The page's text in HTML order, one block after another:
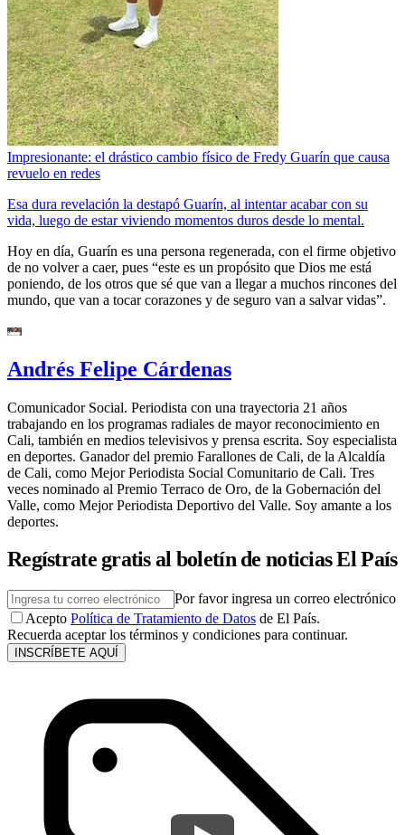
Impresionante: el drástico cambio físico de Fredy Guarín que causa
revuelo en redes
Esa dura revelación la destapó Guarín, al intentar acabar con su
vida, luego de estar viviendo momentos duros desde lo mental.
Hoy en día, Guarín es una persona regenerada, con el firme objetivo
de no volver a caer, pues “este es un propósito que Dios me está
poniendo, de los otros que sé que van a llegar a muchos rincones del
mundo, que van a tocar corazones y de seguro van a salvar vidas”.
Andrés Felipe Cárdenas
Comunicador Social. Periodista con una trayectoria 21 años
trabajando en los programas radiales de mayor reconocimiento en
Cali, también en medios televisivos y prensa escrita. Soy especialista
en deportes. Ganador del premio Farallones de Cali, de la Alcaldía
de Cali, como Mejor Periodista Social Comunitario de Cali. Tres
veces nominado al Premio Terraco de Oro, de la Gobernación del
Valle, como Mejor Periodista Deportivo del Valle. Soy amante a los
deportes.
Regístrate gratis al boletín de noticias El País
Por favor ingresa un correo electrónico
Acepto Política de Tratamiento de Datos de El País.
Recuerda aceptar los términos y condiciones para continuar.
INSCRÍBETE AQUÍ